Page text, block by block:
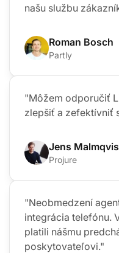
našu službu
Roman Bosch
Partly
"Môžem odporučiť
zlepšiť a zefektívniť
Jens
Projure
"Neobmedzení
integrácia telefónu.
platili nášmu
poskytovateľovi."